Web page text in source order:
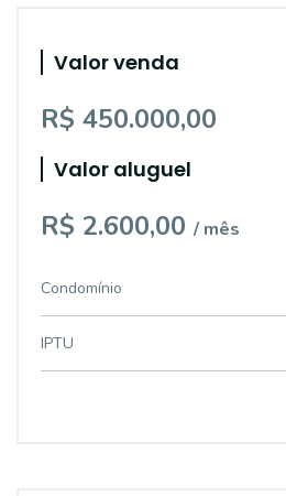
Valor venda
R$ 450.000,00
Valor aluguel
R$ 2.600,00 / mês
Condomínio
IPTU